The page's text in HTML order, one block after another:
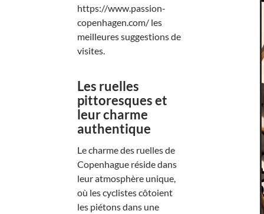
https://www.passion-
copenhagen.com/ les
meilleures suggestions de
visites.
Les ruelles
pittoresques et
leur charme
authentique
Le charme des ruelles de
Copenhague réside dans
leur atmosphère unique,
où les cyclistes côtoient
les piétons dans une